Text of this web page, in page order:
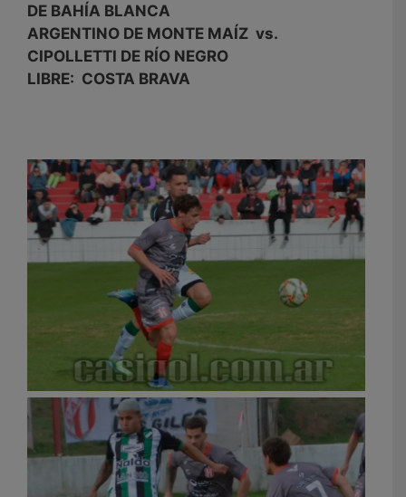
DE BAHÍA BLANCA
ARGENTINO DE MONTE MAÍZ vs.
CIPOLLETTI DE RÍO NEGRO
LIBRE: COSTA BRAVA